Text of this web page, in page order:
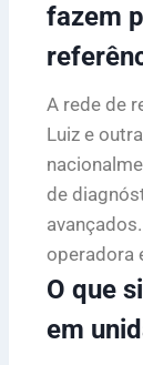
fazem
A rede de
Luiz e
de
operadora
O que
em